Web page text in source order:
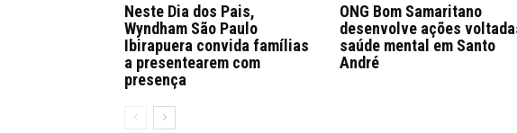
Neste Dia dos Pais,
Wyndham São Paulo
Ibirapuera convida famílias
a presentearem com
presença
ONG Bom Samaritano
desenvolve ações
saúde mental em Santo
André